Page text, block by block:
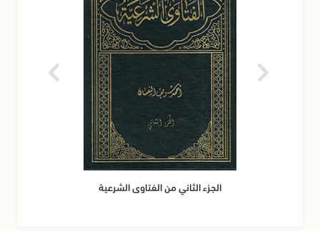
الجزء الثاني من الفتاوى الشرعية